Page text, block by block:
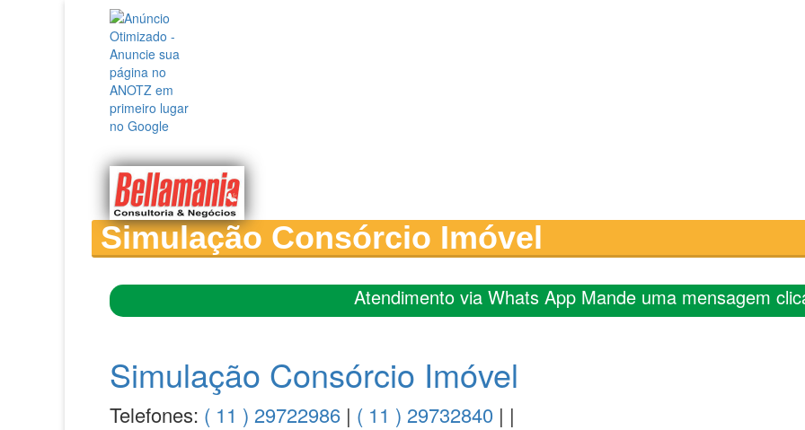
Simulação Consórcio Imóvel
Atendimento via Whats App Mande uma mensagem
Simulação Consórcio Imóvel
Telefones: ( 11 ) 29722986 | ( 11 ) 29732840 | |